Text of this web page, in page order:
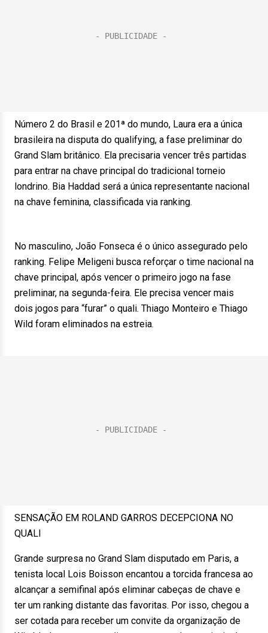
Número 2 do Brasil e 201ª do mundo, Laura era a única
brasileira na disputa do qualifying, a fase preliminar do
Grand Slam britânico. Ela precisaria vencer três partidas
para entrar na chave principal do tradicional torneio
londrino. Bia Haddad será a única representante nacional
na chave feminina, classificada via ranking.
No masculino, João Fonseca é o único assegurado pelo
ranking. Felipe Meligeni busca reforçar o time nacional na
chave principal, após vencer o primeiro jogo na fase
preliminar, na segunda-feira. Ele precisa vencer mais
dois jogos para “furar” o quali. Thiago Monteiro e Thiago
Wild foram eliminados na estreia.
SENSAÇÃO EM ROLAND GARROS DECEPCIONA NO
QUALI
Grande surpresa no Grand Slam disputado em Paris, a
tenista local Lois Boisson encantou a torcida francesa ao
alcançar a semifinal após eliminar cabeças de chave e
ter um ranking distante das favoritas. Por isso, chegou a
ser cotada para receber um convite da organização de